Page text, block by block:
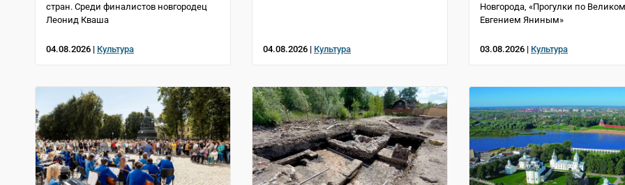
стран. Среди финалистов новгородец
Леонид Кваша
04.08.2026 | Культура 04.08.2026 | Культура
Новгорода, «Прогулки по
Евгением Яниным»
03.08.2026 | Культура